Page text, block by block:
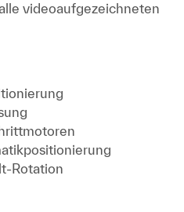
videoaufgezeichneten
Rotation